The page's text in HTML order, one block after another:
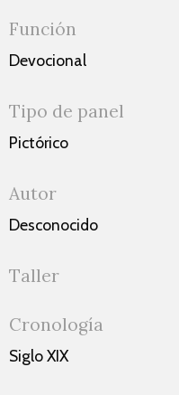
Función
Devocional
Tipo de panel
Pictórico
Autor
Desconocido
Taller
Cronología
Siglo XIX